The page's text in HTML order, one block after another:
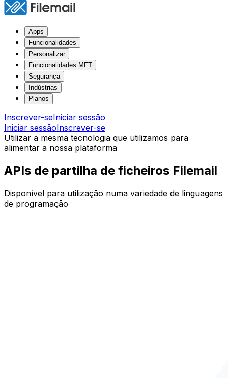
Apps
Funcionalidades
Personalizar
Funcionalidades MFT
Segurança
Indústrias
Planos
Inscrever-seIniciar sessão
Iniciar sessãoInscrever-se
Utilizar a mesma tecnologia que utilizamos para
alimentar a nossa plataforma
APIs de partilha de ficheiros Filemail
Disponível para utilização numa variedade de linguagens
de programação